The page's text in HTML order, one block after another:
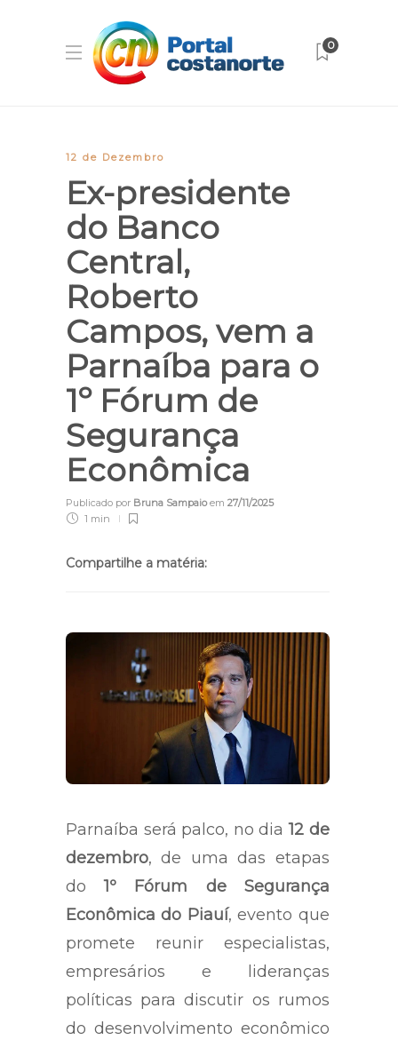
0
12 de Dezembro
Ex-presidente
do Banco
Central,
Roberto
Campos, vem a
Parnaíba para o
1º Fórum de
Segurança
Econômica
Publicado por Bruna Sampaioem 27/11/2025
1 min
Compartilhe a matéria:
Parnaíba será palco, no dia12 de
dezembro, de uma das etapas
do1º Fórum de Segurança
Econômica do Piauí, evento que
promete reunir especialistas,
empresários e lideranças
políticas para discutir os rumos
do desenvolvimento econômico